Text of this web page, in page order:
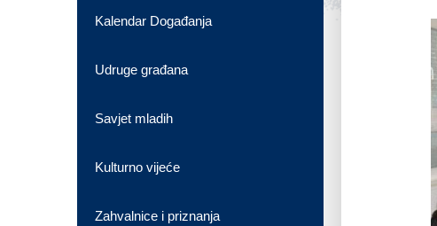
Kalendar Događanja
Udruge građana
Savjet mladih
Kulturno vijeće
Zahvalnice i priznanja